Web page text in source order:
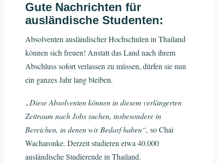
Gute Nachrichten für
ausländische Studenten:
Absolventen ausländischer Hochschulen in Thailand
können sich freuen! Anstatt das Land nach ihrem
Abschluss sofort verlassen zu müssen, dürfen sie nun
ein ganzes Jahr lang bleiben.
„Diese Absolventen können in diesem verlängerten
Zeitraum nach Jobs suchen, insbesondere in
Bereichen, in denen wir Bedarf haben“, so Chai
Wacharonke. Derzeit studieren etwa 40.000
ausländische Studierende in Thailand.